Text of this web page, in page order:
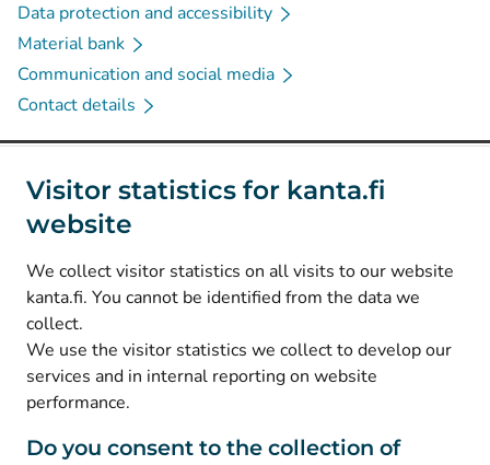
Visitor statistics for kanta.fi
website
We collect visitor statistics on all visits to our website
kanta.fi. You cannot be identified from the data we
collect.
We use the visitor statistics we collect to develop our
services and in internal reporting on website
performance.
Do you consent to the collection of
Data protection and accessibility
Material bank
Communication and social media
Contact details
Social media
Instagram(Avautuu uuteen välilehteen
Facebook (Avautuu uuteen välilehteen
© Kanta-Palvelut, Kansaneläkelaitos
Data protection
About this website